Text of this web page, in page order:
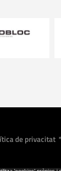
de privacitat